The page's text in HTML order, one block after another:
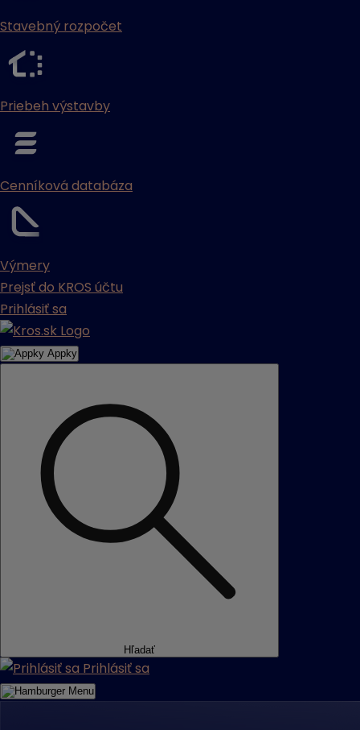
Stavebný rozpočet
Priebeh výstavby
Cenníková databáza
Výmery
Prejsť do KROS účtu
Prihlásiť sa
Appky
Hľadať
Prihlásiť sa
Menu